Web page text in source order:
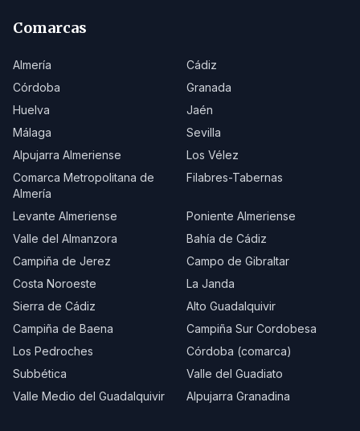
Comarcas
Almería
Cádiz
Córdoba
Granada
Huelva
Jaén
Málaga
Sevilla
Alpujarra Almeriense
Los Vélez
Comarca Metropolitana de
Almería
Filabres-Tabernas
Levante Almeriense
Poniente Almeriense
Valle del Almanzora
Bahía de Cádiz
Campiña de Jerez
Campo de Gibraltar
Costa Noroeste
La Janda
Sierra de Cádiz
Alto Guadalquivir
Campiña de Baena
Campiña Sur Cordobesa
Los Pedroches
Córdoba (comarca)
Subbética
Valle del Guadiato
Valle Medio del Guadalquivir
Alpujarra Granadina